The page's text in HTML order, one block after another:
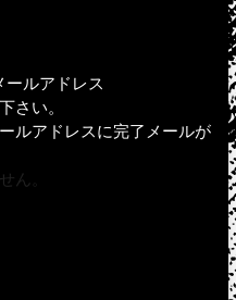
ルアドレス
さい。
ルアドレスに完了メールが
ん。